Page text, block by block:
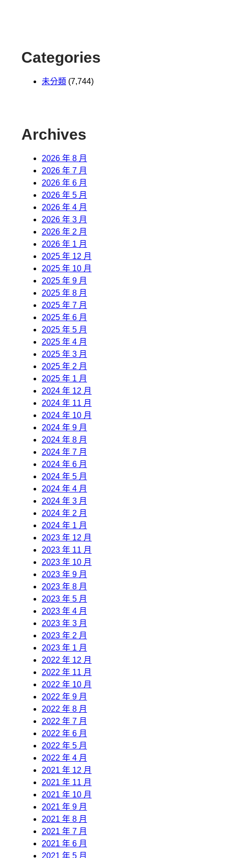
Categories
未分類 (7,744)
Archives
2026 年 8 月
2026 年 7 月
2026 年 6 月
2026 年 5 月
2026 年 4 月
2026 年 3 月
2026 年 2 月
2026 年 1 月
2025 年 12 月
2025 年 10 月
2025 年 9 月
2025 年 8 月
2025 年 7 月
2025 年 6 月
2025 年 5 月
2025 年 4 月
2025 年 3 月
2025 年 2 月
2025 年 1 月
2024 年 12 月
2024 年 11 月
2024 年 10 月
2024 年 9 月
2024 年 8 月
2024 年 7 月
2024 年 6 月
2024 年 5 月
2024 年 4 月
2024 年 3 月
2024 年 2 月
2024 年 1 月
2023 年 12 月
2023 年 11 月
2023 年 10 月
2023 年 9 月
2023 年 8 月
2023 年 5 月
2023 年 4 月
2023 年 3 月
2023 年 2 月
2023 年 1 月
2022 年 12 月
2022 年 11 月
2022 年 10 月
2022 年 9 月
2022 年 8 月
2022 年 7 月
2022 年 6 月
2022 年 5 月
2022 年 4 月
2021 年 12 月
2021 年 11 月
2021 年 10 月
2021 年 9 月
2021 年 8 月
2021 年 7 月
2021 年 6 月
2021 年 5 月